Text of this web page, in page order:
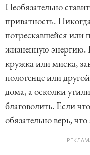
Необязательно
приватность.
потрескавшейся или
жизненную энергию.
кружка или миска,
полотенце или
дома, а осколки
благоволить. Если
обязательно верь,